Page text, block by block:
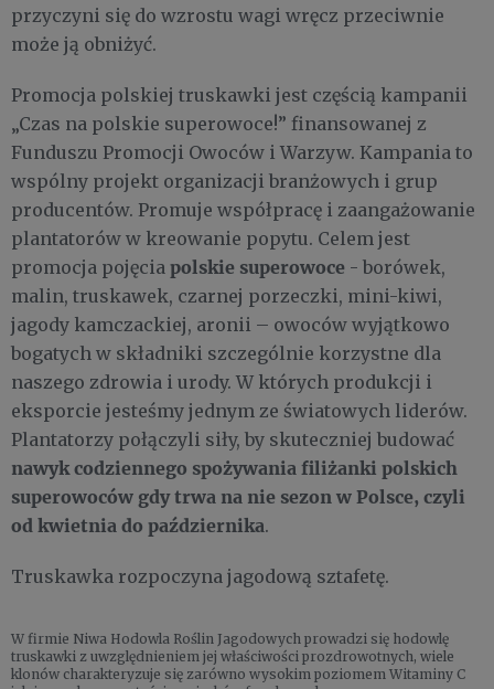
przyczyni się do wzrostu wagi wręcz przeciwnie
może ją obniżyć.
Promocja polskiej truskawki jest częścią kampanii
„Czas na polskie superowoce!” finansowanej z
Funduszu Promocji Owoców i Warzyw. Kampania to
wspólny projekt organizacji branżowych i grup
producentów. Promuje współpracę i zaangażowanie
plantatorów w kreowanie popytu. Celem jest
promocja pojęcia polskie superowoce - borówek,
malin, truskawek, czarnej porzeczki, mini-kiwi,
jagody kamczackiej, aronii – owoców wyjątkowo
bogatych w składniki szczególnie korzystne dla
naszego zdrowia i urody. W których produkcji i
eksporcie jesteśmy jednym ze światowych liderów.
Plantatorzy połączyli siły, by skuteczniej budować
nawyk codziennego spożywania filiżanki polskich
superowoców gdy trwa na nie sezon w Polsce, czyli
od kwietnia do października.
Truskawka rozpoczyna jagodową sztafetę.
W firmie Niwa Hodowla Roślin Jagodowych prowadzi się hodowlę
truskawki z uwzględnieniem jej właściwości prozdrowotnych, wiele
klonów charakteryzuje się zarówno wysokim poziomem Witaminy C